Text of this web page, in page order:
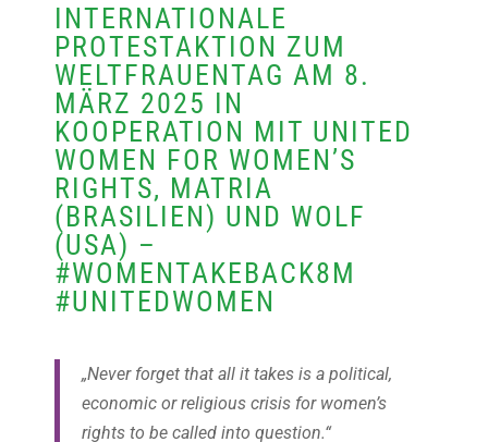
INTERNATIONALE
PROTESTAKTION ZUM
WELTFRAUENTAG AM 8.
MÄRZ 2025 IN
KOOPERATION MIT UNITED
WOMEN FOR WOMEN’S
RIGHTS, MATRIA
(BRASILIEN) UND WOLF
(USA) –
#WOMENTAKEBACK8M
#UNITEDWOMEN
„Never forget that all it takes is a political,
economic or religious crisis for women’s
rights to be called into question.“